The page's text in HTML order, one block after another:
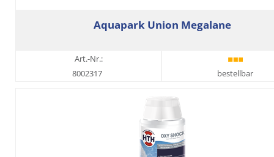
Aquapark Union Megalane
Art.-Nr.:
8002317
bestellbar